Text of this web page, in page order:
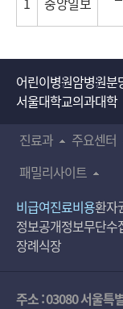
어린이병원암병원분
서울대학교의과대학
진료과
주요센터
패밀리사이트
비급여진료비용환자
정보공개정보무단수
장례식장
주소 : 03080 서울특